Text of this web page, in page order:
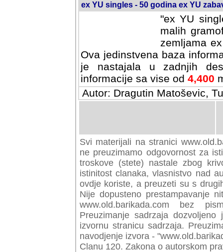
ex YU singles - 50 godina ex YU
"ex YU
malih
zemljama
Ova jedinstvena baza
je nastajala u zadnjih
informacije sa vise od 4,400
Autor: Dragutin Matoševic,
Svi materijali na stranici
preuzimamo odgovornost za
troskove (stete) nastale zbog
istinitost clanaka, vlasnistvo nad
ovdje koriste, a preuzeti su s
Nije dopusteno prestampavanje
www.old.barikada.com bez
Preuzimanje sadrzaja
izvornu stranicu sadrzaja.
navodjenje izvora -
Clanu 120. Zakona o autorskom